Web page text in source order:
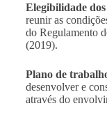
Elegibilidade
reunir as
do Regulamento
(2019).
Plano de
desenvolver e
através do